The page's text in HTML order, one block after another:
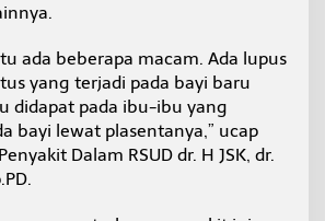
ada beberapa macam. Ada lupus
yang terjadi pada bayi baru
didapat pada ibu-ibu yang
bayi lewat plasentanya,” ucap
Dalam RSUD dr. H JSK, dr.